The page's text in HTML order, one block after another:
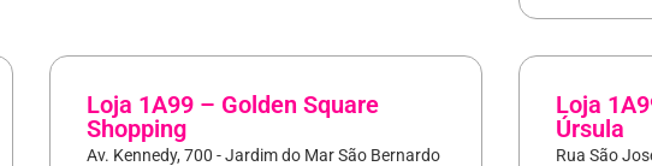
Loja 1A99 – Golden Square
Shopping
Av. Kennedy, 700 - Jardim do Mar São Bernardo
Loja
Úrsula
Rua São